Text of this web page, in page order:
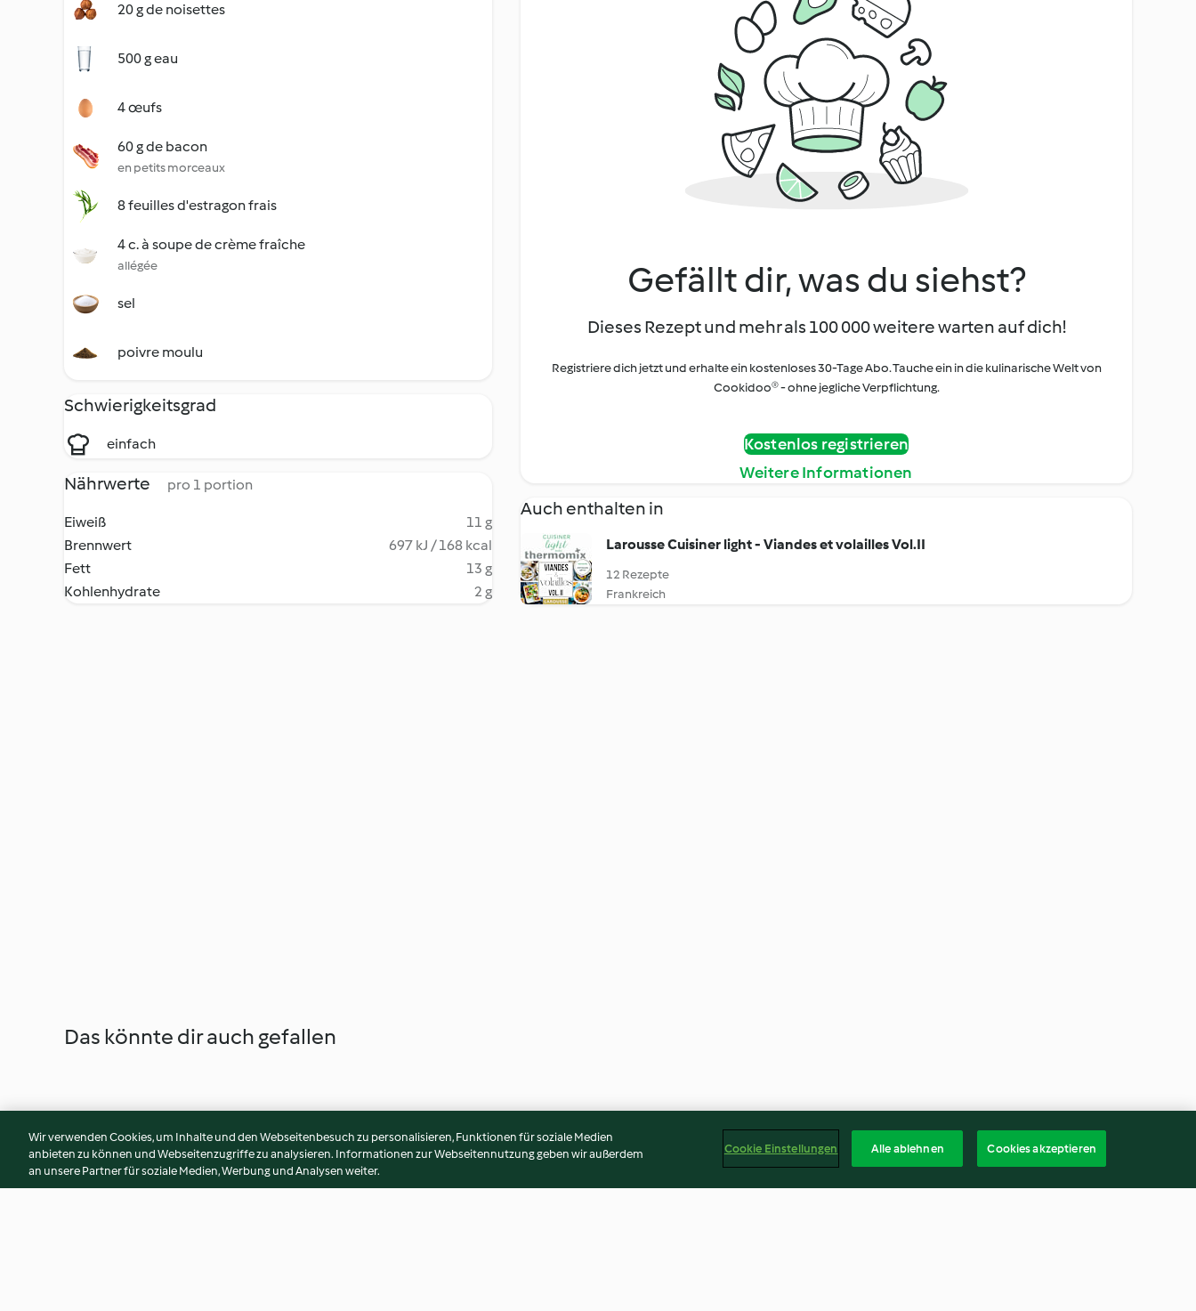
20 g de noisettes
500 g eau
4 œufs
60 g de bacon
en petits morceaux
8 feuilles d'estragon frais
4 c. à soupe de crème fraîche
allégée
sel
poivre moulu
Schwierigkeitsgrad
einfach
Nährwerte pro 1 portion
Eiweiß
11 g
Brennwert
697 kJ / 168 kcal
Fett
13 g
Kohlenhydrate
2 g
Gefällt dir, was du siehst?
Dieses Rezept und mehr als 100 000 weitere warten auf dich!
Registriere dich jetzt und erhalte ein kostenloses 30-Tage Abo. Tauche ein in die kulinarische Welt von
Cookidoo® - ohne jegliche Verpflichtung.
Kostenlos registrieren
Weitere Informationen
Auch enthalten in
Larousse Cuisiner light - Viandes et volailles Vol.II
12 Rezepte
Frankreich
Das könnte dir auch gefallen
Wir verwenden Cookies, um Inhalte und den Webseitenbesuch zu personalisieren, Funktionen für soziale Medien
anbieten zu können und Webseitenzugriffe zu analysieren. Informationen zur Webseitennutzung geben wir außerdem
an unsere Partner für soziale Medien, Werbung und Analysen weiter.
Cookie Einstellungen Alle ablehnen Cookies akzeptieren